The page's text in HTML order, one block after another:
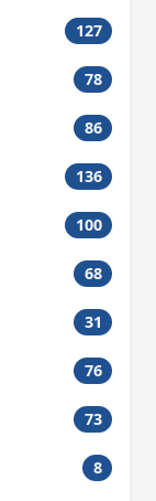
127
78
86
136
100
68
31
76
73
8